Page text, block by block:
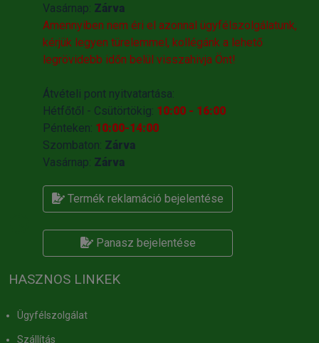
Vasárnap: Zárva
Amennyiben nem éri el azonnal ügyfélszolgálatunk,
kérjük legyen türelemmel, kollégánk a lehető
legrövidebb időn belül visszahivja Önt!
Átvételi pont nyitvatartása:
Hétfőtől - Csütörtökig: 10:00 - 16:00
Pénteken: 10:00-14:00
Szombaton: Zárva
Vasárnap: Zárva
Termék reklamáció bejelentése
Panasz bejelentése
HASZNOS LINKEK
Ügyfélszolgálat
Szállítás